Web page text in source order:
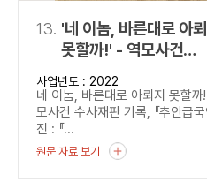
13. '네 이놈, 바른대로 아뢰
못할까!' - 역모사건
수사재판 기록,
『추안급국안』
사업년도 : 2022
네 이놈, 바른대로 아뢰지 못할
모사건 수사재판 기록, 『추안급국
진 : 『...
원문 자료 보기